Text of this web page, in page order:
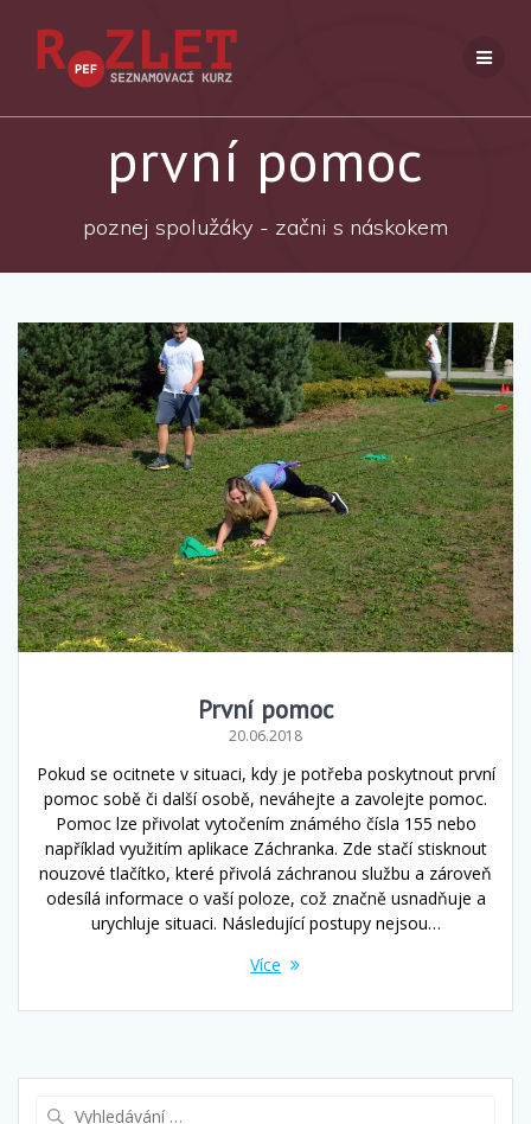
první pomoc
poznej spolužáky - začni s náskokem
První pomoc
20.06.2018
Pokud se ocitnete v situaci, kdy je potřeba poskytnout první
pomoc sobě či další osobě, neváhejte a zavolejte pomoc.
Pomoc lze přivolat vytočením známého čísla 155 nebo
například využitím aplikace Záchranka. Zde stačí stisknout
nouzové tlačítko, které přivolá záchranou službu a zároveň
odesílá informace o vaší poloze, což značně usnadňuje a
urychluje situaci. Následující postupy nejsou…
Více